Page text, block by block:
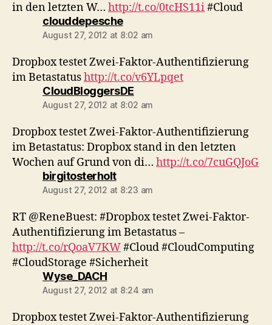
in den letzten W… http://t.co/0tcHS11i#Cloud
clouddepeschesays:
August 27, 2012 at 8:02 am
Dropbox testet Zwei-Faktor-Authentifizierung
im Betastatushttp://t.co/v6YLpqet
CloudBloggersDEsays:
August 27, 2012 at 8:02 am
Dropbox testet Zwei-Faktor-Authentifizierung
im Betastatus: Dropbox stand in den letzten
Wochen auf Grund von di… http://t.co/7cuGQJoG
birgitosterholtsays:
August 27, 2012 at 8:23 am
RT @ReneBuest: #Dropbox testet Zwei-Faktor-
Authentifizierung im Betastatus –
http://t.co/rQoaV7KW#Cloud #CloudComputing
#CloudStorage #Sicherheit
Wyse_DACHsays:
August 27, 2012 at 8:24 am
Dropbox testet Zwei-Faktor-Authentifizierung